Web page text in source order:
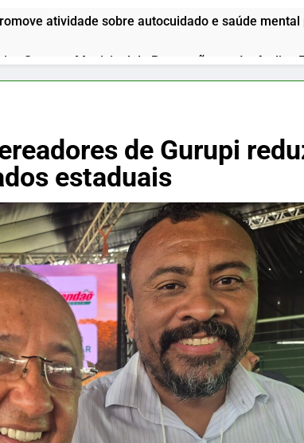
atividade sobre autocuidado e saúde
Semana Municipal de Prevenção aos Incêndios
elabora proposta para revogar o Estatuto do
de governo para reeleição de Lula com foco em
pagamento do auxílio-alimentação a 12.855
anuncia apoio a Ronaldo Dimas ao Senado
de Gurupi
estaduais